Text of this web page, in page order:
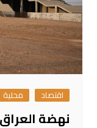
اقتصاد محلية
نهضة